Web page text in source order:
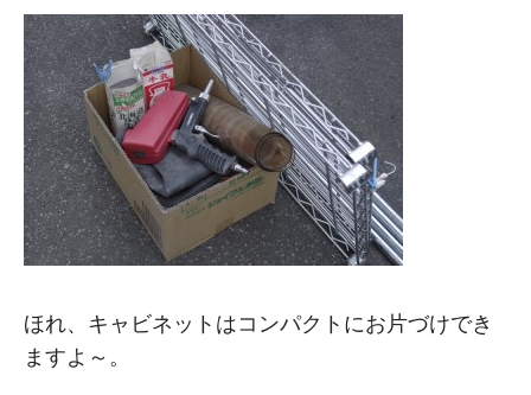
ほれ、キャビネットはコンパクトにお片づけでき
ますよ～。